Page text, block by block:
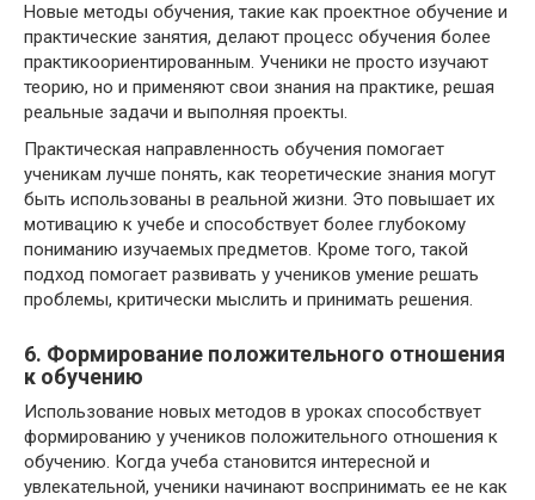
Новые методы обучения, такие как проектное обучение и
практические занятия, делают процесс обучения более
практикоориентированным. Ученики не просто изучают
теорию, но и применяют свои знания на практике, решая
реальные задачи и выполняя проекты.
Практическая направленность обучения помогает
ученикам лучше понять, как теоретические знания могут
быть использованы в реальной жизни. Это повышает их
мотивацию к учебе и способствует более глубокому
пониманию изучаемых предметов. Кроме того, такой
подход помогает развивать у учеников умение решать
проблемы, критически мыслить и принимать решения.
6. Формирование положительного отношения
к обучению
Использование новых методов в уроках способствует
формированию у учеников положительного отношения к
обучению. Когда учеба становится интересной и
увлекательной, ученики начинают воспринимать ее не как